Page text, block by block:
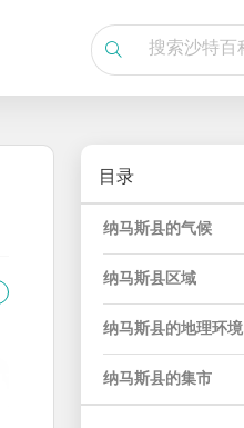
目录
纳马斯县的气候
纳马斯县区域
纳马斯县的地理环境
纳马斯县的集市